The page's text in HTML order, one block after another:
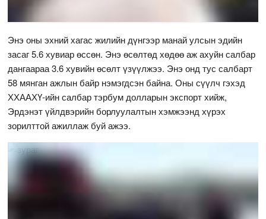
Энэ оны эхний хагас жилийн дүнгээр манай улсын эдийн
засаг 5.6 хувиар өссөн. Энэ өсөлтөд хөдөө аж ахуйн салбар
дангаараа 3.6 хувийн өсөлт үзүүлжээ. Энэ онд тус салбарт
58 мянган ажлын байр нэмэгдсэн байна. Оны сүүлч гэхэд
ХХААХҮ-ийн салбар тэрбум долларын экспорт хийж,
Эрдэнэт үйлдвэрийн борлуулалтын хэмжээнд хүрэх
зорилттой ажиллаж буй ажээ.